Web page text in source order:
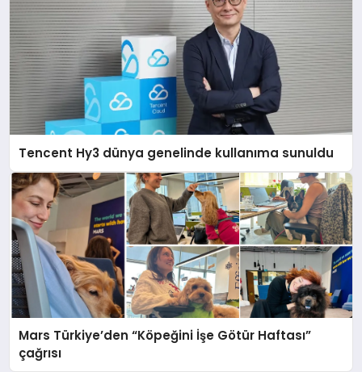
Tencent Hy3 dünya genelinde kullanıma sunuldu
Mars Türkiye’den “Köpeğini İşe Götür Haftası”
çağrısı